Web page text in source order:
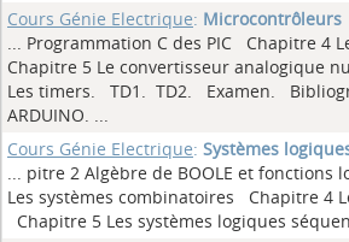
Cours Génie Electrique: Microcontrôleurs
... Programmation C des PIC Chapitre 4
Chapitre 5 Le convertisseur analogique
Les timers. TD1. TD2. Examen.
ARDUINO. ...
Cours Génie Electrique: Systèmes
... pitre 2 Algèbre de BOOLE et
Les systèmes combinatoires Chapitre 4
Chapitre 5 Les systèmes logiques